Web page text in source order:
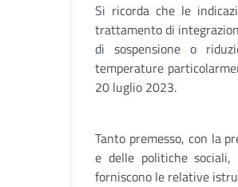
Si ricorda che le
trattamento di
di sospensione o
temperature
20 luglio 2023.
Tanto premesso, con la
e delle politiche
forniscono le relative